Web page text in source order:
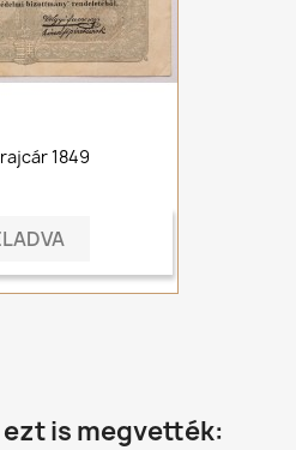
1849
is megvették: